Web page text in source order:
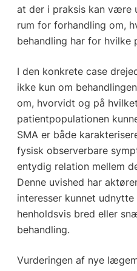
at der i praksis kan være
rum for forhandling om,
behandling har for hvilke
I den konkrete case
ikke kun om
om, hvorvidt og på
patientpopulationen
SMA er både
fysisk observerbare
entydig relation mellem
Denne uvished har
interesser kunnet
henholdsvis bred eller
behandling.
Vurderingen af nye